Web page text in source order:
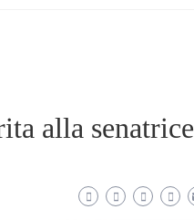
alla senatrice